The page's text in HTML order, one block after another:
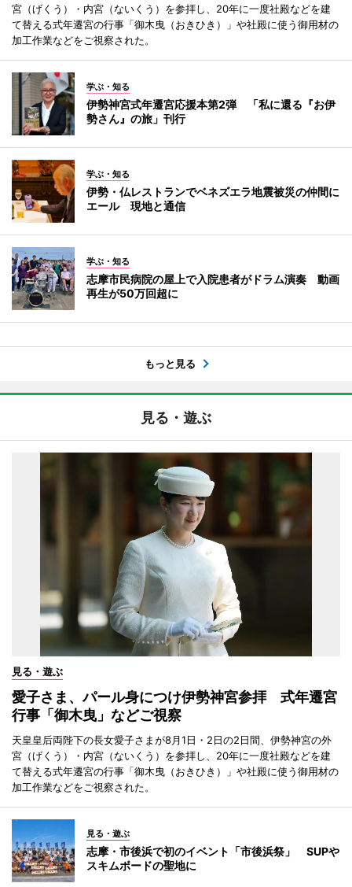
宮（げくう）・内宮（ないくう）を参拝し、20年に一度社殿などを建
て替える式年遷宮の行事「御木曳（おきひき）」や社殿に使う御用材の
加工作業などをご視察された。
学ぶ・知る
伊勢神宮式年遷宮応援本第2弾 「私に還る『お伊
勢さん』の旅」刊行
学ぶ・知る
伊勢・仏レストランでベネズエラ地震被災の仲間に
エール 現地と通信
学ぶ・知る
志摩市民病院の屋上で入院患者がドラム演奏 動画
再生が50万回超に
もっと見る
見る・遊ぶ
見る・遊ぶ
愛子さま、パール身につけ伊勢神宮参拝 式年遷宮
行事「御木曳」などご視察
天皇皇后両陛下の長女愛子さまが8月1日・2日の2日間、伊勢神宮の外
宮（げくう）・内宮（ないくう）を参拝し、20年に一度社殿などを建
て替える式年遷宮の行事「御木曳（おきひき）」や社殿に使う御用材の
加工作業などをご視察された。
見る・遊ぶ
志摩・市後浜で初のイベント「市後浜祭」 SUPや
スキムボードの聖地に